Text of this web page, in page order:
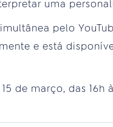
uma
pelo
e está
de março, das 16h